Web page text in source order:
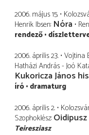
2006. május 15.
Henrik Ibsen Nóra
rendező
2006. április 23. Vojtina
Hatházi András - Joó
Kukoricza János
író dramaturg
2006. április 2.
Szophoklész
Teiresziasz